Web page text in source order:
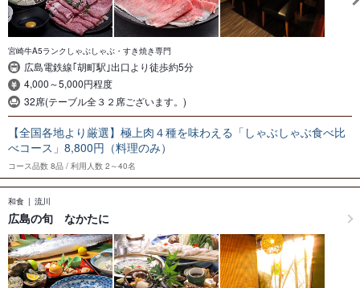
宮崎牛A5ランクしゃぶしゃぶ・すき焼き専門
広島電鉄線｢胡町駅｣出口より徒歩約5分
4,000～5,000円程度
32席(テーブル全３２席ございます。)
【全国各地より厳選】極上肉４種を味わえる「しゃぶしゃぶ食べ比
べコース」8,800円（料理のみ）
コース品数 8品 利用人数 2～40名
和食 流川
広島の旬 なかたに